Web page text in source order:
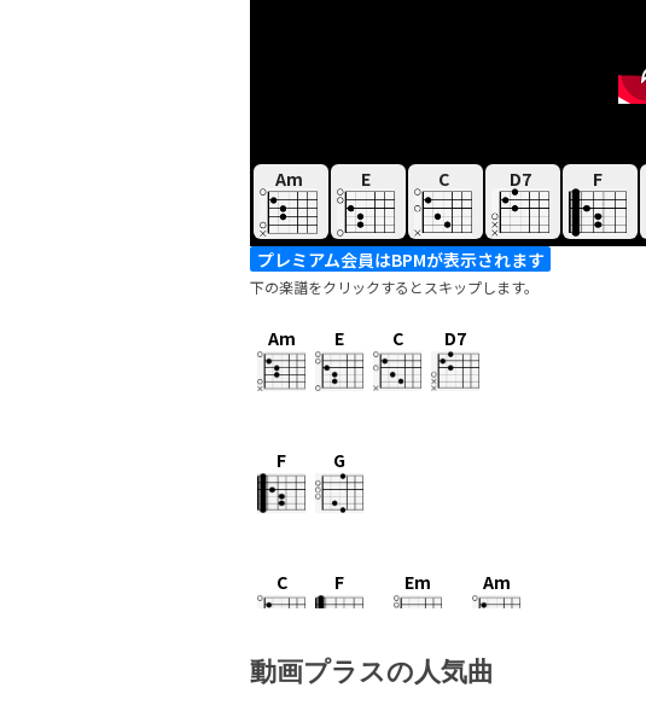
Am E C D7 F
プレミアム会員はBPMが表示されます
下の楽譜をクリックするとスキップします。
Am E C D7
F G
C F Em Am
動画プラスの人気曲